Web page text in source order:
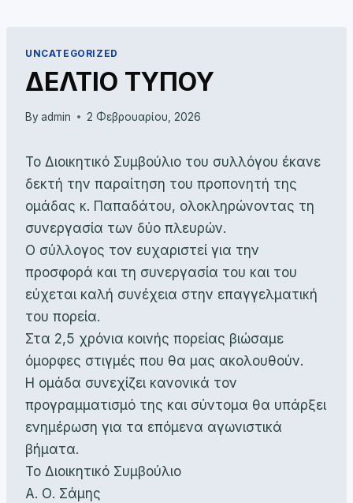
UNCATEGORIZED
ΔΕΛΤΙΟ ΤΥΠΟΥ
By admin 2 Φεβρουαρίου, 2026
Το Διοικητικό Συμβούλιο του συλλόγου έκανε
δεκτή την παραίτηση του προπονητή της
ομάδας κ. Παπαδάτου, ολοκληρώνοντας τη
συνεργασία των δύο πλευρών.
Ο σύλλογος τον ευχαριστεί για την
προσφορά και τη συνεργασία του και του
εύχεται καλή συνέχεια στην επαγγελματική
του πορεία.
Στα 2,5 χρόνια κοινής πορείας βιώσαμε
όμορφες στιγμές που θα μας ακολουθούν.
Η ομάδα συνεχίζει κανονικά τον
προγραμματισμό της και σύντομα θα υπάρξει
ενημέρωση για τα επόμενα αγωνιστικά
βήματα.
Το Διοικητικό Συμβούλιο
Α. Ο. Σάμης